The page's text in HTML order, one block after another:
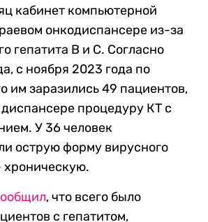
кабинет компьютерной
онкодиспансере из-за
гепатита В и С. Согласно
с ноября 2023 года по
им заразились 49 пациентов,
процедуру КТ с
У 36 человек
острую форму вирусного
хроническую.
, что всего было
с гепатитом,